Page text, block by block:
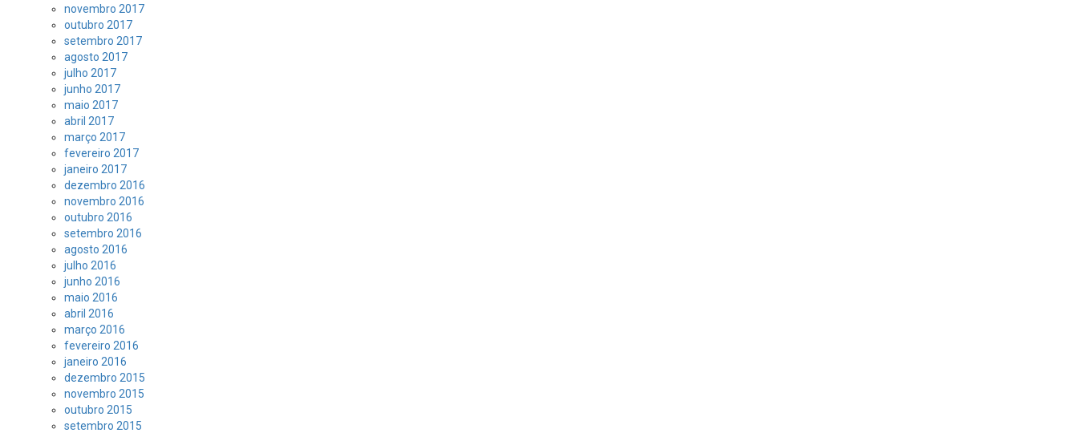
novembro 2017
outubro 2017
setembro 2017
agosto 2017
julho 2017
junho 2017
maio 2017
abril 2017
março 2017
fevereiro 2017
janeiro 2017
dezembro 2016
novembro 2016
outubro 2016
setembro 2016
agosto 2016
julho 2016
junho 2016
maio 2016
abril 2016
março 2016
fevereiro 2016
janeiro 2016
dezembro 2015
novembro 2015
outubro 2015
setembro 2015